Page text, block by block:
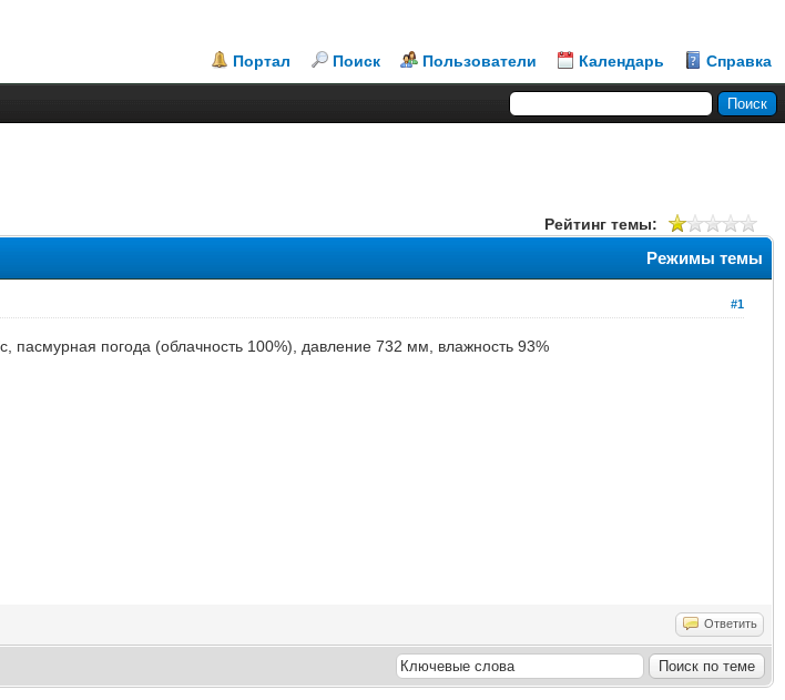
Портал Поиск Пользователи Календарь Справка
Рейтинг темы:
Режимы темы
#1
пасмурная погода (облачность 100%), давление 732 мм, влажность 93%
Ответить